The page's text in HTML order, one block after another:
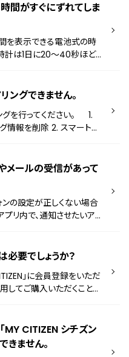
間がすぐにずれてしま
を表示できる電池式の時
計は1日に20～40秒ほど
とに異なるため取扱説明
ングできません。
行ってください。 1.
除 2. スマートフ
てもペ
フォンの設定が正しくない
メールの受信があって
の設定が正しくない場合
いるかご確認ください。
知させたいアプリ（メール
バナ
要でしょうか？
」に会員登録をいただ
してご購入いただくことも
MY CITIZEN シチズン
きません。